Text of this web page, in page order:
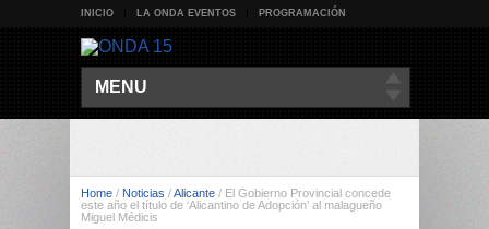
INICIO LA ONDA EVENTOS PROGRAMACIÓN
MENU
Home / Noticias /Alicante / El Gobierno Provincial concede
este año el título de ‘Alicantino de Adopción’ al malagueño
Miguel Médicis